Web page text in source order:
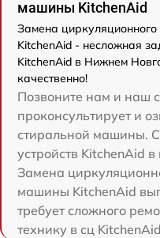
машины KitchenAid
Замена
KitchenAid - несложная
KitchenAid в Нижнем
качественно!
Позвоните нам и наш
проконсультирует и
стиральной машины.
устройств KitchenAid
Замена
машины KitchenAid
требует сложного
технику в сц